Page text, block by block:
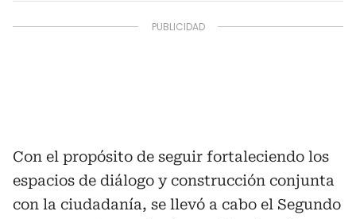
Con el propósito de seguir fortaleciendo los
espacios de diálogo y construcción conjunta
con la ciudadanía, se llevó a cabo el Segundo